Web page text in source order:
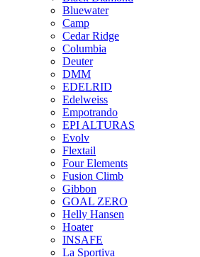
Bluewater
Camp
Cedar Ridge
Columbia
Deuter
DMM
EDELRID
Edelweiss
Empotrando
EPI ALTURAS
Evolv
Flextail
Four Elements
Fusion Climb
Gibbon
GOAL ZERO
Helly Hansen
Hoater
INSAFE
La Sportiva